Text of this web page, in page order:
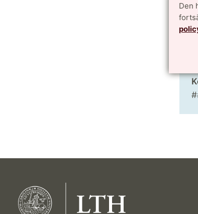
Den